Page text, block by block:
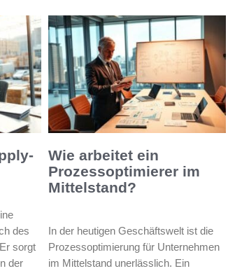
des
sorgt
der
Wie arbeitet ein
Prozessoptimierer im
Mittelstand?
In der heutigen Geschäftswelt ist die
Prozessoptimierung für Unternehmen
im Mittelstand unerlässlich. Ein